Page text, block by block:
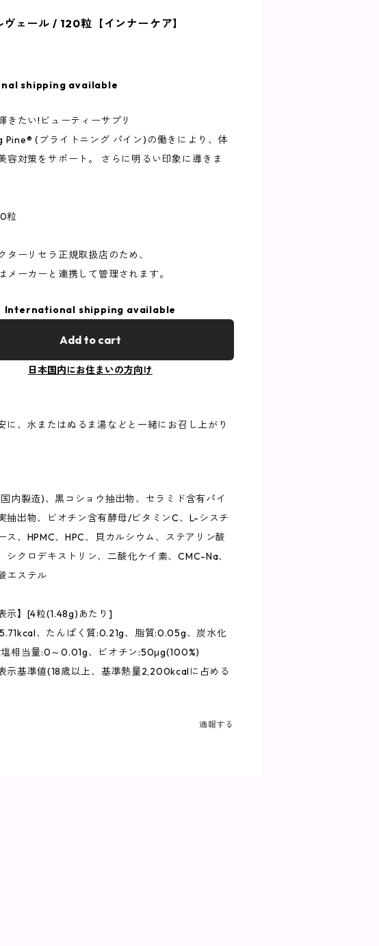
ヴェール / 120粒【インナーケア】
shipping available
きたい!ビューティーサプリ
(ブライトニング パイン)の働きにより、体
容対策をサポート。 さらに明るい印象に導きま
粒
ーリセラ正規取扱店のため、
メーカーと連携して管理されます。
International shipping available
Add to cart
日本国内にお住まいの方向け
に、水またはぬるま湯などと一緒にお召し上がり
内製造)、黒コショウ抽出物、セラミド含有パイ
抽出物、ビオチン含有酵母/ビタミンC、L-シスチ
ス、HPMC、HPC、貝カルシウム、ステアリン酸
シクロデキストリン、二酸化ケイ素、CMC-Na、
エステル
示】[4粒(1.48g)あたり]
、たんぱく質:0.21g、脂質:0.05g、炭水化
塩相当量:0～0.01g、ビオチン:50μg(100%)
示基準値(18歳以上、基準熱量2,200kcalに占める
通報する